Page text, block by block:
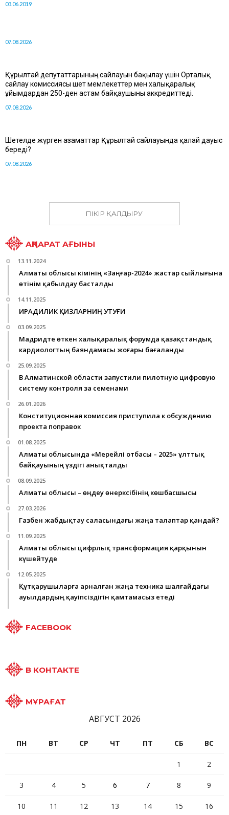
03.06.2019
07.08.2026
Құрылтай депутаттарының сайлауын бақылау үшін Орталық
сайлау комиссиясы шет мемлекеттер мен халықаралық
ұйымдардан 250-ден астам байқаушыны аккредиттеді.
07.08.2026
Шетелде жүрген азаматтар Құрылтай сайлауында қалай дауыс
береді?
07.08.2026
ПІКІР ҚАЛДЫРУ
АҚПАРАТ АҒЫНЫ
13.11.2024
Алматы облысы әкімінің «Заңғар-2024» жастар сыйлығына
өтінім қабылдау басталды
14.11.2025
ИРАДИЛИК ҚИЗЛАРНИҢ УТУҒИ
03.09.2025
Мадридте өткен халықаралық форумда қазақстандық
кардиологтың баяндамасы жоғары бағаланды
25.09.2025
В Алматинской области запустили пилотную цифровую
систему контроля за семенами
26.01.2026
Конституционная комиссия приступила к обсуждению
проекта поправок
01.08.2025
Алматы облысында «Мерейлі отбасы – 2025» ұлттық
байқауының үздігі анықталды
08.09.2025
Алматы облысы – өңдеу өнеркәсібінің көшбасшысы
27.03.2026
Газбен жабдықтау саласындағы жаңа талаптар қандай?
11.09.2025
Алматы облысы цифрлық трансформация қарқынын
күшейтуде
12.05.2025
Құтқарушыларға арналған жаңа техника шалғайдағы
ауылдардың қауіпсіздігін қамтамасыз етеді
FACEBOOK
В КОНТАКТЕ
МҰРАҒАТ
АВГУСТ 2026
ПН ВТ СР ЧТ ПТ СБ ВС
1 2
3 4 5 6 7 8 9
10 11 12 13 14 15 16